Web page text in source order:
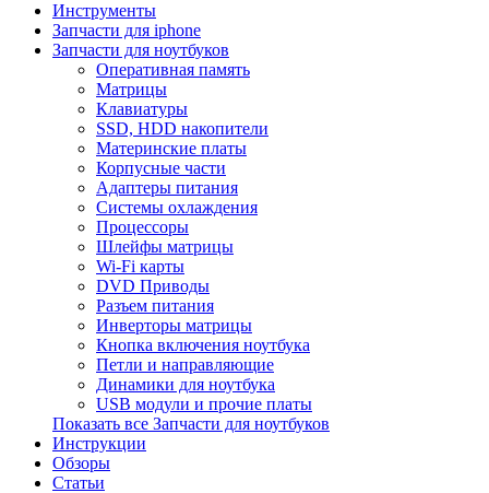
Инструменты
Запчасти для iphone
Запчасти для ноутбуков
Оперативная память
Матрицы
Клавиатуры
SSD, HDD накопители
Материнские платы
Корпусные части
Адаптеры питания
Системы охлаждения
Процессоры
Шлейфы матрицы
Wi-Fi карты
DVD Приводы
Разъем питания
Инверторы матрицы
Кнопка включения ноутбука
Петли и направляющие
Динамики для ноутбука
USB модули и прочие платы
Показать все Запчасти для ноутбуков
Инструкции
Обзоры
Статьи